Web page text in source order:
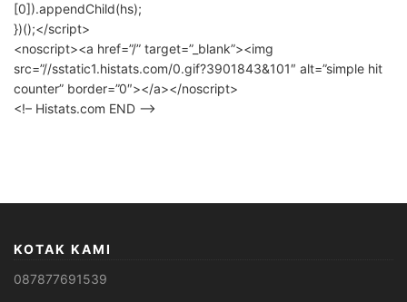
[0]).appendChild(hs);
})();</script>
<noscript><a href=”/” target=”_blank”><img
src=”//sstatic1.histats.com/0.gif?3901843&101″ alt=”simple hit
counter” border=”0″></a></noscript>
<!– Histats.com END –>
KOTAK KAMI
087877691539